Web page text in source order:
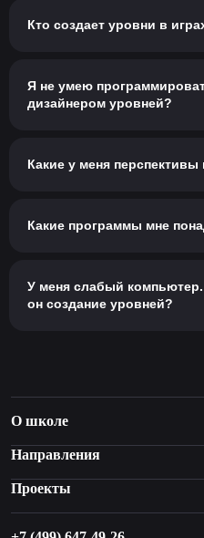
Кто создает уровни в
Я не умею
дизайнером уровней?
Какие у меня перспективы
Какие программы мне
У меня слабый компьютер.
он создание уровней?
О школе
Направления
Проекты